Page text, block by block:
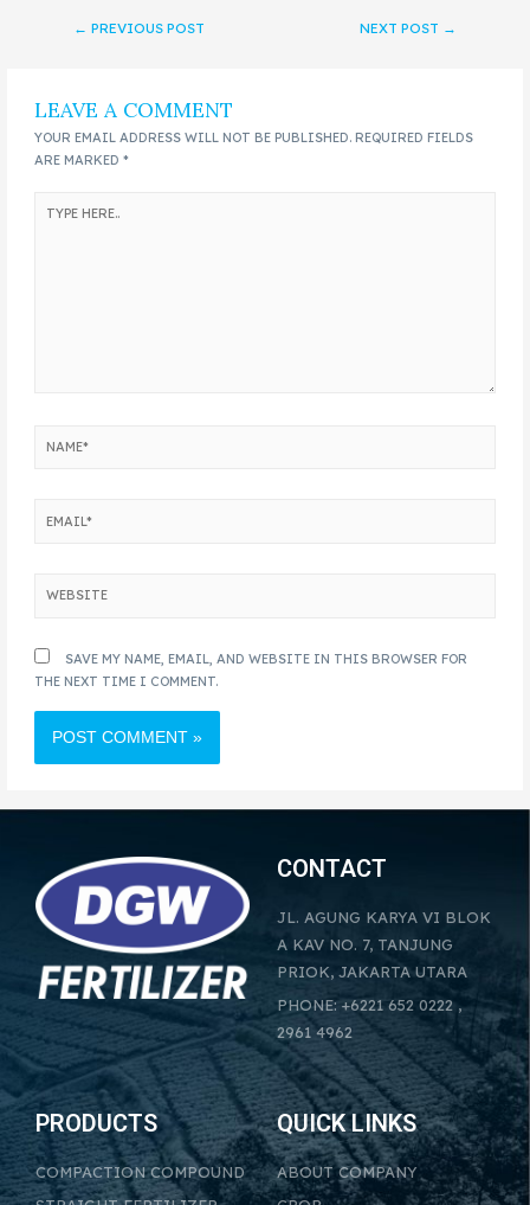
← PREVIOUS POST NEXT POST →
LEAVE A COMMENT
YOUR EMAIL ADDRESS WILL NOT BE PUBLISHED. REQUIRED FIELDS
ARE MARKED*
SAVE MY NAME, EMAIL, AND WEBSITE IN THIS BROWSER FOR
THE NEXT TIME I COMMENT.
CONTACT
JL. AGUNG KARYA VI BLOK
A KAV NO. 7, TANJUNG
PRIOK, JAKARTA UTARA
PHONE: +6221 652 0222 ,
2961 4962
PRODUCTS
COMPACTION COMPOUND
QUICK LINKS
ABOUT COMPANY